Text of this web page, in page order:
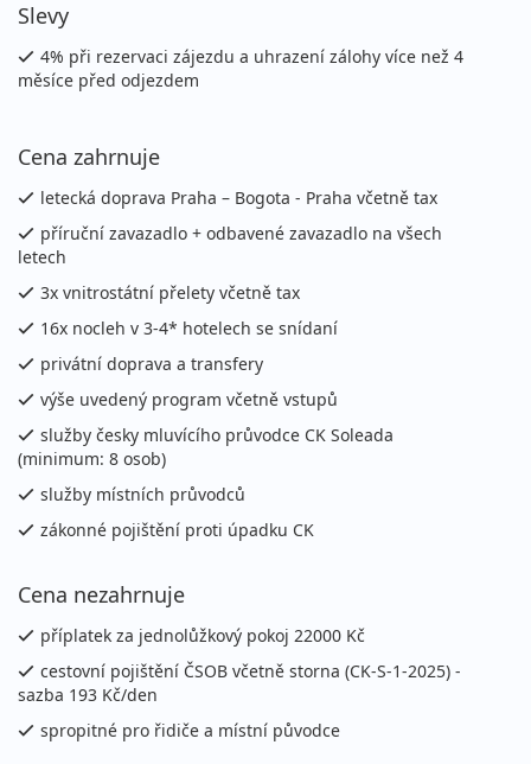
Slevy
4% při rezervaci zájezdu a uhrazení zálohy více než 4
měsíce před odjezdem
Cena zahrnuje
letecká doprava Praha – Bogota - Praha včetně tax
příruční zavazadlo + odbavené zavazadlo na všech
letech
3x vnitrostátní přelety včetně tax
16x nocleh v 3-4* hotelech se snídaní
privátní doprava a transfery
výše uvedený program včetně vstupů
služby česky mluvícího průvodce CK Soleada
(minimum: 8 osob)
služby místních průvodců
zákonné pojištění proti úpadku CK
Cena nezahrnuje
příplatek za jednolůžkový pokoj 22000 Kč
cestovní pojištění ČSOB včetně storna (CK-S-1-2025) -
sazba 193 Kč/den
spropitné pro řidiče a místní původce